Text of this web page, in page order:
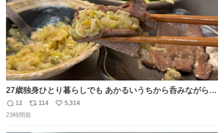
27歳独身ひとり暮らしでも あかるいうちから呑みながらキ
返
信
12
リ
ポ
114
い
5,314
23時間前